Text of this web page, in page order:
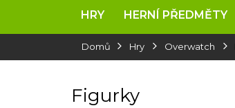
HRY HERNÍ PŘEDMĚTY
DomůHry Overwatch
Figurky